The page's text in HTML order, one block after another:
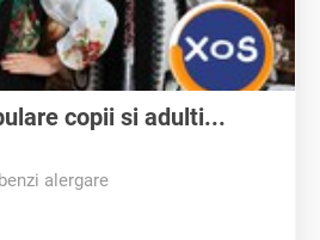
copii si adulti...
benzi alergare